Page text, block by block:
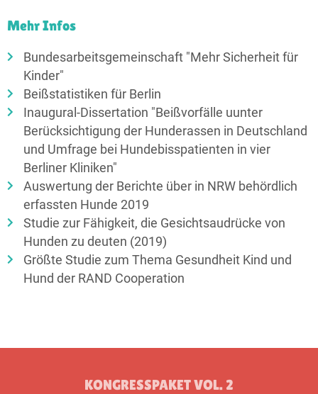
Mehr Infos
Bundesarbeitsgemeinschaft "Mehr Sicherheit für
Kinder"
Beißstatistiken für Berlin
Inaugural-Dissertation "Beißvorfälle uunter
Berücksichtigung der Hunderassen in Deutschland
und Umfrage bei Hundebisspatienten in vier
Berliner Kliniken"
Auswertung der Berichte über in NRW behördlich
erfassten Hunde 2019
Studie zur Fähigkeit, die Gesichtsaudrücke von
Hunden zu deuten (2019)
Größte Studie zum Thema Gesundheit Kind und
Hund der RAND Cooperation
KONGRESSPAKET VOL. 2